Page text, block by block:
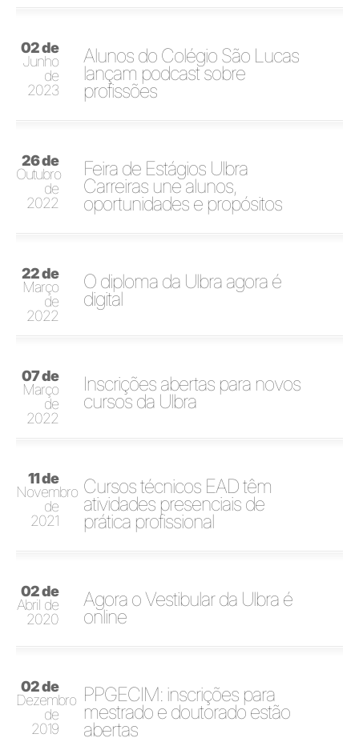
02 de
Junho
de
2023
Alunos do Colégio São Lucas
lançam podcast sobre
profissões
26 de
Outubro
de
2022
Feira de Estágios Ulbra
Carreiras une alunos,
oportunidades e propósitos
22 de
Março
de
2022
O diploma da Ulbra agora é
digital
07 de
Março
de
2022
Inscrições abertas para novos
cursos da Ulbra
11 de
Novembro
de
2021
Cursos técnicos EAD têm
atividades presenciais de
prática profissional
02 de
Abril de
2020
Agora o Vestibular da Ulbra é
online
02 de
Dezembro
de
2019
PPGECIM: inscrições para
mestrado e doutorado estão
abertas